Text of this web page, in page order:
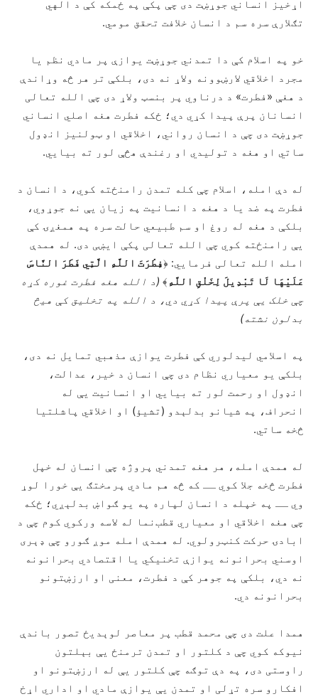
اړخیز انساني جوړښت دی چې پکې په ځمکه کې د الهي
تګلارې سره سم د انسان خلافت تحقق مومي.
خو په اسلام کې دا تمدني جوړښت یوازې پر مادي نظم یا
مجرد اخلاقي لارښوونه ولاړ نه دی، بلکې تر هر څه وړاندې
د هغې «فطرت» د درناوي پر بنسټ ولاړ دی چې الله تعالی
انسانان پرې پیدا کړي دي؛ ځکه فطرت هغه اصلي انساني
جوړښت دی چې د انسان رواني، اخلاقي او ټولنیز انډول
ساتي او هغه د تولیدي او رغندې هڅې لور ته بیايي.
له دې امله، اسلام چې کله تمدن رامنځته کوي، د انسان د
فطرت په ضد یا د هغه د انسانیت په زیان یې نه جوړوي،
بلکې د هغه له روغ او سم طبیعي حالت سره په همغږۍ کې
یې رامنځته کوي چې الله تعالی پکې ايښی دی. له همدې
امله الله تعالی فرمایي: ﴿فِطْرَتَ اللَّهِ الَّتِي فَطَرَ النَّاسَ
عَلَيْهَا لَا تَبْدِيلَ لِخَلْقِ اللَّهِ ﴾ (د الله هغه فطرت غوره کړه
چې خلک یې پرې پیدا کړي دي، د الله په تخلیق کې هیڅ
بدلون نشته)
په اسلامي لیدلوري کې فطرت یوازې مذهبي تمایل نه دی،
بلکې یو معیاري نظام دی چې انسان د خیر، عدالت،
انډول او رحمت لور ته بیايي او انسانیت یې له
انحراف، په شیانو بدلېدو (تشيؤ) او اخلاقي پاشلتیا
څخه ساتي.
له همدې امله، هر هغه تمدني پروژه چې انسان له خپل
فطرت څخه جلا کوي ــ که څه هم مادي پرمختګ یې خورا لوړ
وي ــ په خپله د انسان لپاره په یو ګواښ بدلېږي؛ ځکه
چې هغه اخلاقي او معیاري قطب‌نما له لاسه ورکوي کوم چې د
ابادۍ حرکت کنټرولوي. له همدې امله موږ ګورو چې ډېری
اوسني بحرانونه یوازې تخنیکي یا اقتصادي بحرانونه
نه دي، بلکې په جوهر کې د فطرت، معنی او ارزښتونو
بحرانونه دي.
همدا علت دی چې محمد قطب پر معاصر لوېدیځ تصور باندې
نیوکه کوي چې د کلتور او تمدن ترمنځ یې بېلتون
راوستی دی، په دې توګه چې کلتور یې له ارزښتونو او
افکارو سره تړلی او تمدن یې یوازې مادي او اداري اړخ